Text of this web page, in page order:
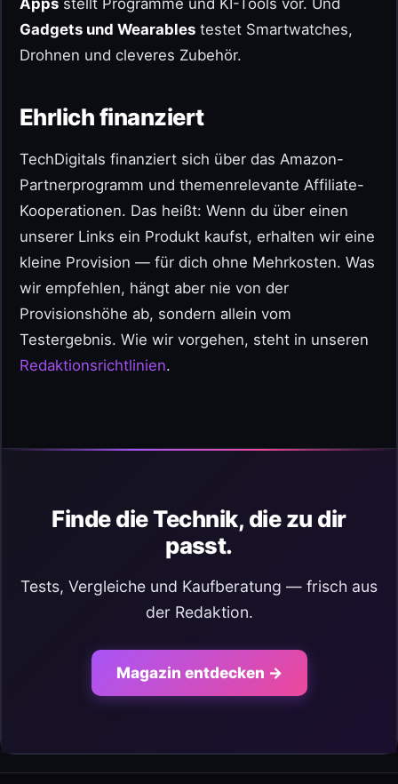
Gadgets und Wearables testet Smartwatches,
Drohnen und cleveres Zubehör.
Ehrlich finanziert
TechDigitals finanziert sich über das Amazon-
Partnerprogramm und themenrelevante Affiliate-
Kooperationen. Das heißt: Wenn du über einen
unserer Links ein Produkt kaufst, erhalten wir eine
kleine Provision — für dich ohne Mehrkosten. Was
wir empfehlen, hängt aber nie von der
Provisionshöhe ab, sondern allein vom
Testergebnis. Wie wir vorgehen, steht in unseren
Redaktionsrichtlinien.
Finde die Technik, die zu dir
passt.
Tests, Vergleiche und Kaufberatung — frisch aus
der Redaktion.
Magazin entdecken →